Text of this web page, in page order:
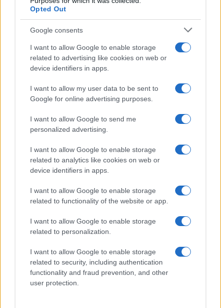
Opted Out
Google consents
I want to allow Google to enable storage
related to advertising like cookies on web or
device identifiers in apps.
I want to allow my user data to be sent to
Google for online advertising purposes.
I want to allow Google to send me
personalized advertising.
I want to allow Google to enable storage
related to analytics like cookies on web or
device identifiers in apps.
I want to allow Google to enable storage
related to functionality of the website or app.
I want to allow Google to enable storage
related to personalization.
I want to allow Google to enable storage
related to security, including authentication
functionality and fraud prevention, and other
user protection.
Certo, l’idea che proprio nel momento di maggiore
debolezza della sua storia il regime iraniano
riceva questaboccata d’ossigeno finanziario
non è entusiasmante. No, decisamente non è un
buon accordo e probabilmente a Washington ne
sono consapevoli.
Ma è una misura tampone che risolve la
per rifornire i mercati energetici e abbassare i
prezzi della benzina in vista delle
uranio arricchito, l’arsenale missilistico e la rete di
Ma questa realtà, come ha osservato
DoransuThe Free Press, “non trasforma il
Memorandum in una sconfitta. Il suo vero
significato è cheguadagna tempo “.